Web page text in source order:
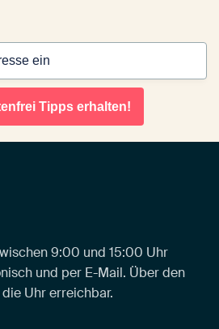
Tipps erhalten!
9:00 und 15:00 Uhr
und per E-Mail. Über den
Uhr erreichbar.